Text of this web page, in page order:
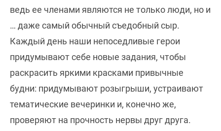
ведь ее членами являются не только люди, но и
… даже самый обычный съедобный сыр.
Каждый день наши непоседливые герои
придумывают себе новые задания, чтобы
раскрасить яркими красками привычные
будни: придумывают розыгрыши, устраивают
тематические вечеринки и, конечно же,
проверяют на прочность нервы друг друга.